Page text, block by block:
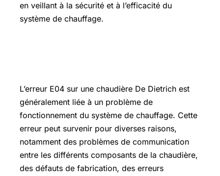
en veillant à la sécurité et à l’efficacité du
système de chauffage.
L’erreur E04 sur une chaudière De Dietrich est
généralement liée à un problème de
fonctionnement du système de chauffage. Cette
erreur peut survenir pour diverses raisons,
notamment des problèmes de communication
entre les différents composants de la chaudière,
des défauts de fabrication, des erreurs